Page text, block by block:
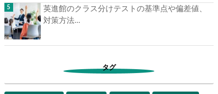
英進館のクラス分けテストの基準点や偏差値、
対策方法...
タグ